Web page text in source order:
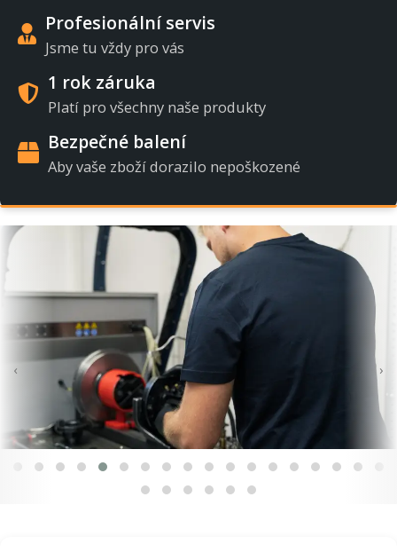
Profesionální servis
Jsme tu vždy pro vás
1 rok záruka
Platí pro všechny naše produkty
Bezpečné balení
Aby vaše zboží dorazilo nepoškozené
‹ ›